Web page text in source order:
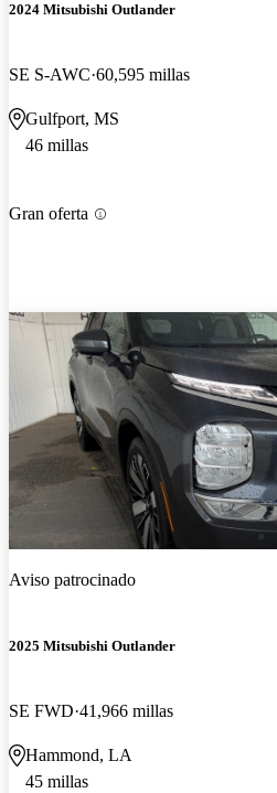
2024 Mitsubishi Outlander
SE S-AWC 60,595 millas
Gulfport, MS
46 millas
Gran oferta
Aviso patrocinado
2025 Mitsubishi Outlander
SE FWD 41,966 millas
Hammond, LA
45 millas